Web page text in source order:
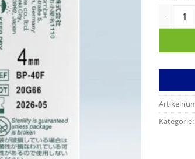
Kategorie: